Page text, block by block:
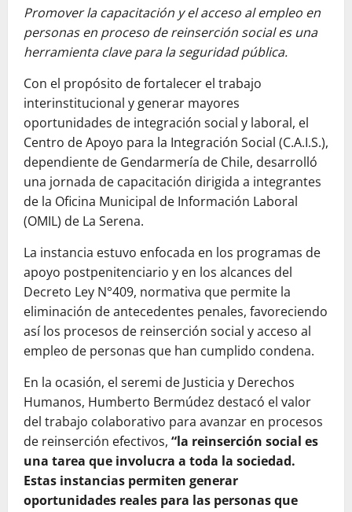
Promover la capacitación y el acceso al empleo en
personas en proceso de reinserción social es una
herramienta clave para la seguridad pública.
Con el propósito de fortalecer el trabajo
interinstitucional y generar mayores
oportunidades de integración social y laboral, el
Centro de Apoyo para la Integración Social (C.A.I.S.),
dependiente de Gendarmería de Chile, desarrolló
una jornada de capacitación dirigida a integrantes
de la Oficina Municipal de Información Laboral
(OMIL) de La Serena.
La instancia estuvo enfocada en los programas de
apoyo postpenitenciario y en los alcances del
Decreto Ley N°409, normativa que permite la
eliminación de antecedentes penales, favoreciendo
así los procesos de reinserción social y acceso al
empleo de personas que han cumplido condena.
En la ocasión, el seremi de Justicia y Derechos
Humanos, Humberto Bermúdez destacó el valor
del trabajo colaborativo para avanzar en procesos
de reinserción efectivos, “la reinserción social es
una tarea que involucra a toda la sociedad.
Estas instancias permiten generar
oportunidades reales para las personas que